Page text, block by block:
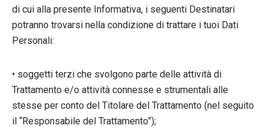
di cui alla presente Informativa, i seguenti Destinatari
potranno trovarsi nella condizione di trattare i tuoi Dati
Personali:
• soggetti terzi che svolgono parte delle attività di
Trattamento e/o attività connesse e strumentali alle
stesse per conto del Titolare del Trattamento (nel seguito
il “Responsabile del Trattamento”);